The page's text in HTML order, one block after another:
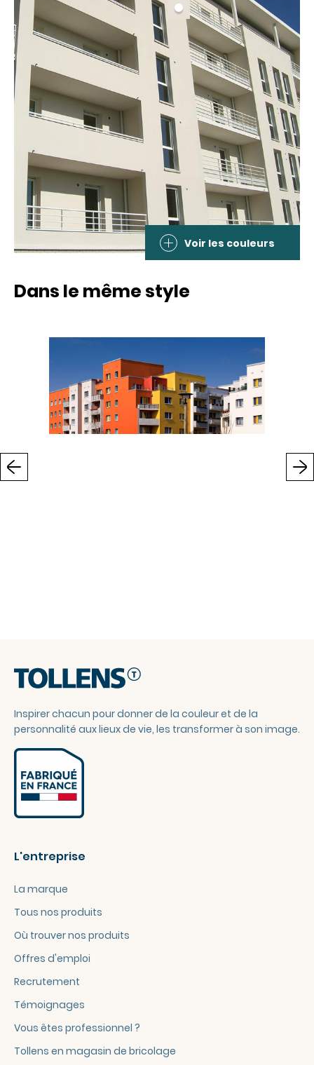
Voir les couleurs
Dans le même style
Inspirer chacun pour donner de la couleur et de la
personnalité aux lieux de vie, les transformer à son image.
L'entreprise
La marque
Tous nos produits
Où trouver nos produits
Offres d'emploi
Recrutement
Témoignages
Vous êtes professionnel ?
Tollens en magasin de bricolage